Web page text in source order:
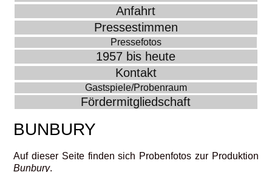
Anfahrt
Pressestimmen
Pressefotos
1957 bis heute
Kontakt
Gastspiele/Probenraum
Fördermitgliedschaft
BUNBURY
Auf dieser Seite finden sich Probenfotos zur Produktion
Bunbury.